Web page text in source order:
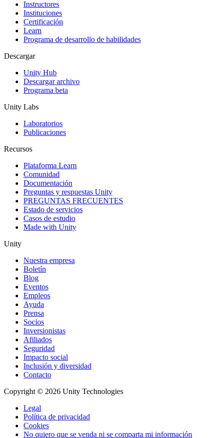
Juegos XR
Lanza juegos XR en múltiples plataformas
Juegos multijugador
Instructores
Instituciones
Certificación
Learn
Programa de desarrollo de habilidades
Descargar
Unity Hub
Descargar archivo
Programa beta
Unity Labs
Laboratorios
Publicaciones
Recursos
Plataforma Learn
Comunidad
Documentación
Preguntas y respuestas Unity
PREGUNTAS FRECUENTES
Estado de servicios
Casos de estudio
Made with Unity
Unity
Nuestra empresa
Boletín
Blog
Eventos
Empleos
Ayuda
Prensa
Socios
Inversionistas
Afiliados
Seguridad
Impacto social
Inclusión y diversidad
Contacto
Copyright © 2026 Unity Technologies
Legal
Política de privacidad
Cookies
No quiero que se venda ni se comparta mi información